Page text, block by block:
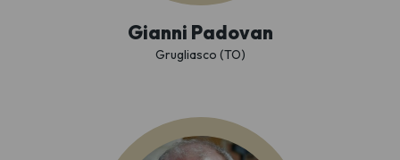
Gianni Padovan
Grugliasco (TO)